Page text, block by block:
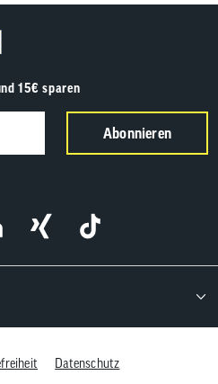
15€ sparen
Abonnieren
Datenschutz